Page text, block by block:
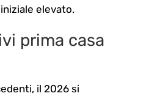
elevato.
prima casa
il 2026 si